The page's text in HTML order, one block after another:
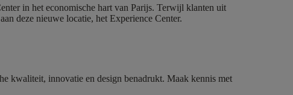
in het economische hart van Parijs. Terwijl klanten uit
deze nieuwe locatie, het Experience Center.
kwaliteit, innovatie en design benadrukt. Maak kennis met